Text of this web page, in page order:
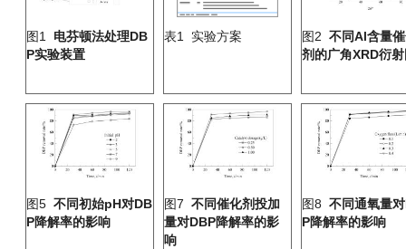
图1 电芬顿法处理DB
P实验装置
表1 实验方案 图2 不同Al含量
剂的广角XRD衍
图5 不同初始pH对DB
P降解率的影响
图7 不同催化剂投加
量对DBP降解率的影
响
图8 不同通氧量
P降解率的影响